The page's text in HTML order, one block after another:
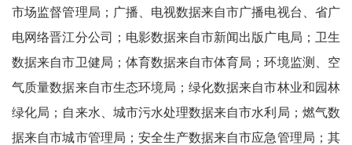
市场监督管理局；广播、电视数据来自市广播电视台、省广
电网络晋江分公司；电影数据来自市新闻出版广电局；卫生
数据来自市卫健局；体育数据来自市体育局；环境监测、空
气质量数据来自市生态环境局；绿化数据来自市林业和园林
绿化局；自来水、城市污水处理数据来自市水利局；燃气数
据来自市城市管理局；安全生产数据来自市应急管理局；其